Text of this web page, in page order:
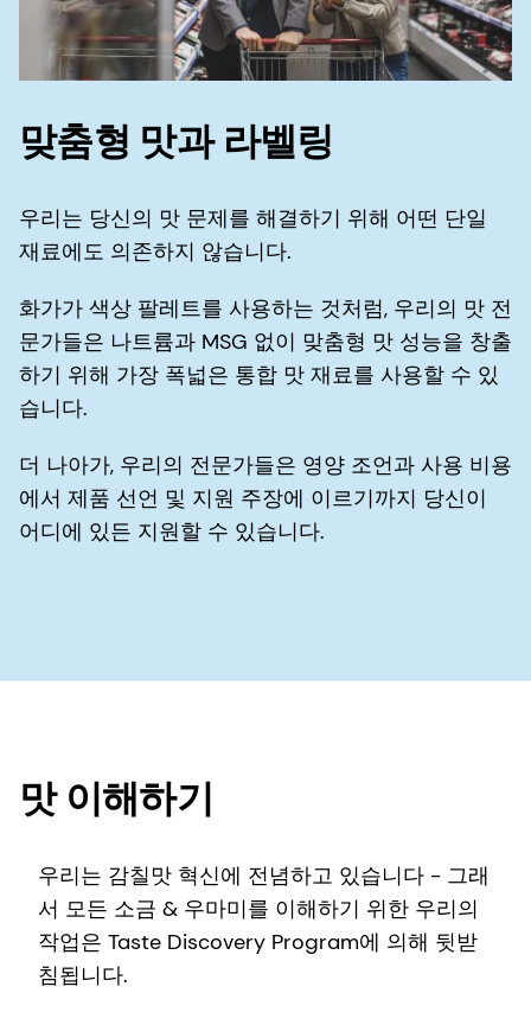
맞춤형 맛과 라벨링
우리는 당신의 맛 문제를 해결하기 위해 어떤 단일
재료에도 의존하지 않습니다.
화가가 색상 팔레트를 사용하는 것처럼, 우리의 맛 전
문가들은 나트륨과 MSG 없이 맞춤형 맛 성능을 창출
하기 위해 가장 폭넓은 통합 맛 재료를 사용할 수 있
습니다.
더 나아가, 우리의 전문가들은 영양 조언과 사용 비용
에서 제품 선언 및 지원 주장에 이르기까지 당신이
어디에 있든 지원할 수 있습니다.
맛 이해하기
우리는 감칠맛 혁신에 전념하고 있습니다 - 그래
서 모든 소금 & 우마미를 이해하기 위한 우리의
작업은 Taste Discovery Program에 의해 뒷받
침됩니다.